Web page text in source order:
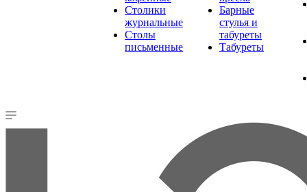
Столики
журнальные
Столы
письменные
Барные
стулья и
табуреты
Табуреты